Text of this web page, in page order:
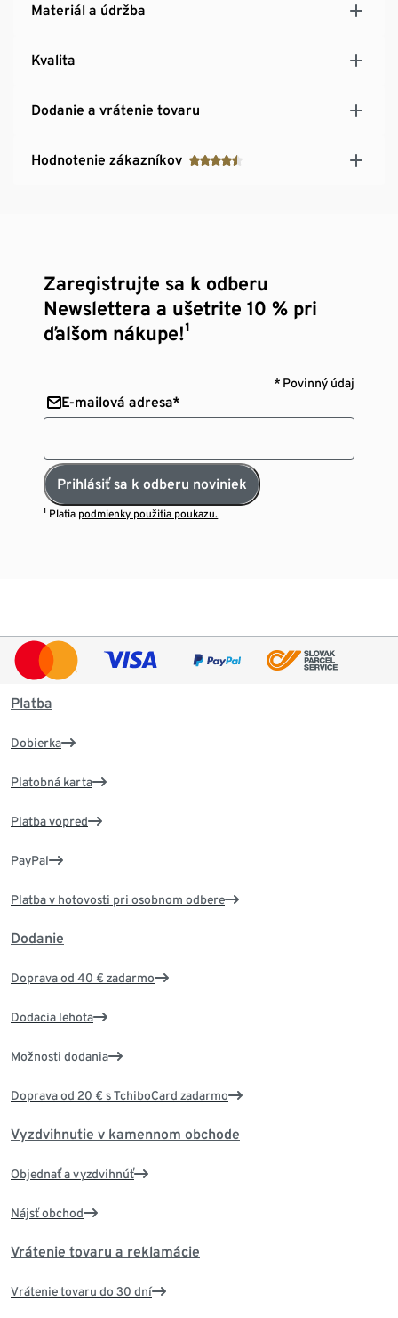
Materiál a údržba
Kvalita
Dodanie a vrátenie tovaru
Hodnotenie zákazníkov
Zaregistrujte sa k odberu
Newslettera a ušetrite 10 % pri
ďalšom nákupe!¹
* Povinný údaj
E-mailová adresa*
Prihlásiť sa k odberu noviniek
¹ Platia podmienky použitia poukazu.
Platba
Dobierka
Platobná karta
Platba vopred
PayPal
Platba v hotovosti pri osobnom odbere
Dodanie
Doprava od 40 € zadarmo
Dodacia lehota
Možnosti dodania
Doprava od 20 € s TchiboCard zadarmo
Vyzdvihnutie v kamennom obchode
Objednať a vyzdvihnúť
Nájsť obchod
Vrátenie tovaru a reklamácie
Vrátenie tovaru do 30 dní